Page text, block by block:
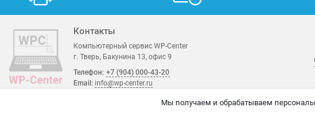
Мы получаем и обрабатываем
Контакты
Компьютерный сервис WP-Center
г. Тверь, Бакунина 13, офис 9
Телефон: +7 (904) 000-43-20
Email: info@wp-center.ru